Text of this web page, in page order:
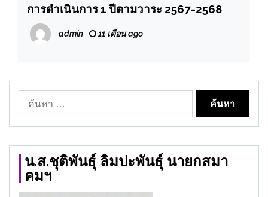
การดำเนินการ 1 ปีตามวาระ 2567-2568
admin 11 เดือน ago
ค้นหา
น.ส.ชุติพันธุ์ ลิมปะพันธุ์ นายกสมา
คมฯ